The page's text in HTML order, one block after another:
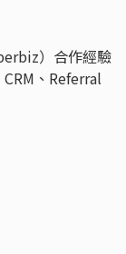
）合作經驗
、Referral